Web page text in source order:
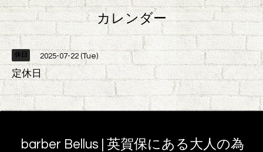
カレンダー
休日 2025-07-22 (Tue)
定休日
barber Bellus | 英賀保にある大人の為